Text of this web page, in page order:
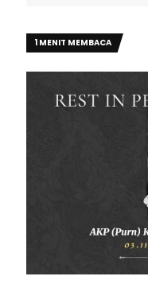
1 MENIT MEMBACA